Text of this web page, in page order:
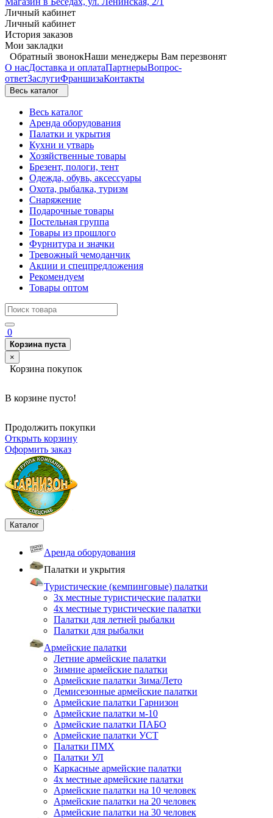
Личный кабинет
Личный кабинет
История заказов
Мои закладки
Обратный звонокНаши менеджеры Вам перезвонят
О насДоставка и оплатаПартнерыВопрос-
ответЗаслугиФраншизаКонтакты
Весь каталог
Весь каталог
Аренда оборудования
Палатки и укрытия
Кухни и утварь
Хозяйственные товары
Брезент, пологи, тент
Одежда, обувь, аксессуары
Охота, рыбалка, туризм
Снаряжение
Подарочные товары
Постельная группа
Товары из прошлого
Фурнитура и значки
Тревожный чемоданчик
Акции и спецпредложения
Рекомендуем
Товары оптом
0
Корзина пуста
×
Корзина покупок
В корзине пусто!
Продолжить покупки
Открыть корзину
Оформить заказ
Каталог
Аренда оборудования
Палатки и укрытия
Туристические (кемпинговые) палатки
3х местные туристические палатки
4х местные туристические палатки
Палатки для летней рыбалки
Палатки для рыбалки
Армейские палатки
Летние армейские палатки
Зимние армейские палатки
Армейские палатки Зима/Лето
Демисезонные армейские палатки
Армейские палатки Гарнизон
Армейские палатки м-10
Армейские палатки ПАБО
Армейские палатки УСТ
Палатки ПМХ
Палатки УЛ
Каркасные армейские палатки
4х местные армейские палатки
Армейские палатки на 10 человек
Армейские палатки на 20 человек
Армейские палатки на 30 человек